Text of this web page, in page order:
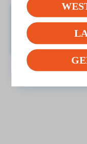
LEES